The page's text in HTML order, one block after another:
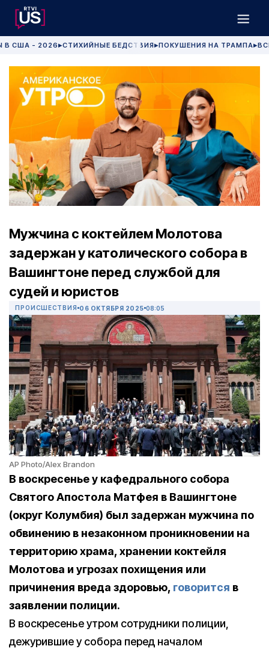
В США - 2026 ▶СТИХИЙНЫЕ БЕДСТВИЯ▶ПОКУШЕНИЯ НА ТРАМПА▶
Мужчина с коктейлем Молотова
задержан у католического собора в
Вашингтоне перед службой для
судей и юристов
ПРОИСШЕСТВИЯ 06 ОКТЯБРЯ 2025 08:05
AP Photo/Alex Brandon
В воскресенье у кафедрального собора
Святого Апостола Матфея в Вашингтоне
(округ Колумбия) был задержан мужчина по
обвинению в незаконном проникновении на
территорию храма, хранении коктейля
Молотова и угрозах похищения или
причинения вреда здоровью, говорится в
заявлении полиции.
В воскресенье утром сотрудники полиции,
дежурившие у собора перед началом